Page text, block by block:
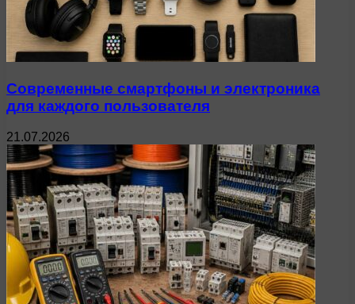
Современные смартфоны и электроника
для каждого пользователя
21.07.2026